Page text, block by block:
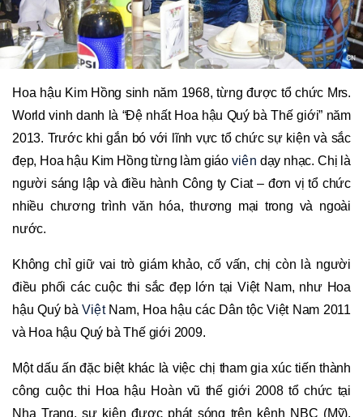
Hoa hậu Kim Hồng sinh năm 1968, từng được tổ chức Mrs.
World vinh danh là “Đệ nhất Hoa hậu Quý bà Thế giới” năm
2013. Trước khi gắn bó với lĩnh vực tổ chức sự kiện và sắc
đẹp, Hoa hậu Kim Hồng từng làm giáo viên dạy nhạc. Chị là
người sáng lập và điều hành Công ty Ciat – đơn vị tổ chức
nhiều chương trình văn hóa, thương mại trong và ngoài
nước.
Không chỉ giữ vai trò giám khảo, cố vấn, chị còn là người
điều phối các cuộc thi sắc đẹp lớn tại Việt Nam, như Hoa
hậu Quý bàViệtNam, Hoa hậu các Dân tộc Việt Nam 2011
và Hoa hậu Quý bà Thế giới 2009.
Một dấu ấn đặc biệt khác là việc chị tham gia xúc tiến thành
công cuộc thi Hoa hậu Hoàn vũ thế giới 2008 tổ chức tại
Nha Trang, sự kiện được phát sóng trên kênh NBC (Mỹ),